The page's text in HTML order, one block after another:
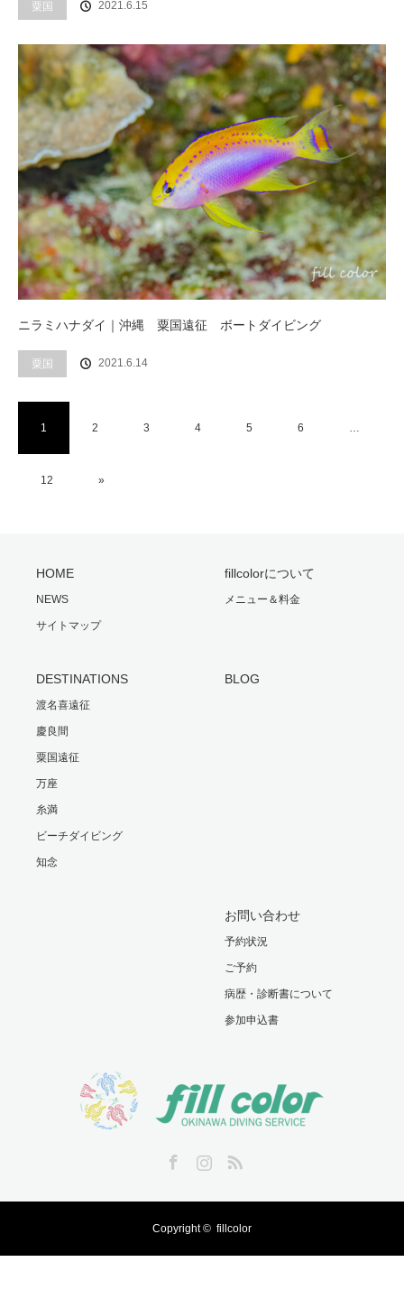
粟国 2021.6.15
ニラミハナダイ｜沖縄 粟国遠征 ボートダイビング
粟国 2021.6.14
1 2 3 4 5 6 …
12 »
HOME
NEWS
サイトマップ
fillcolorについて
メニュー＆料金
DESTINATIONS
渡名喜遠征
慶良間
粟国遠征
万座
糸満
ビーチダイビング
知念
BLOG
お問い合わせ
予約状況
ご予約
病歴・診断書について
参加申込書
Copyright © fillcolor